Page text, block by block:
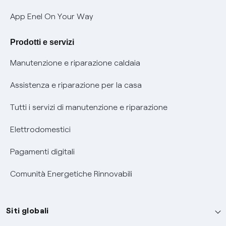
Verifica chi ti ha chiamato
Agevolazione utenti con disabilità per offerte Fibra
Informativa RAEE
App Enel On Your Way
Prodotti e servizi
Manutenzione e riparazione caldaia
Assistenza e riparazione per la casa
Tutti i servizi di manutenzione e riparazione
Elettrodomestici
Pagamenti digitali
Comunità Energetiche Rinnovabili
Siti globali